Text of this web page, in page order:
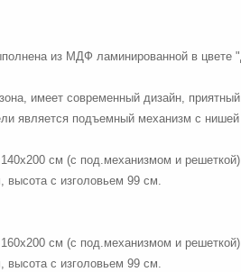
из МДФ ламинированной в
имеет современный дизайн,
является подъемный механизм с
см (с под.механизмом и
с изголовьем 99 см.
см (с под.механизмом и
с изголовьем 99 см.